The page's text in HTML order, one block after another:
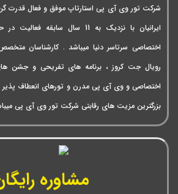
شرکت تور وی آی پی استارتاپ موفق و فعال قدرت
ایرانیان با نزدیک به 11 سال
اختصاصی سرتاسر دنیا میباشد . کارشناسان
رویال جت کروز ، برنامه های تفریحی و جشن
اختصاصی و وی آی پی مدرن و تورهای انعطاف پذیر
بزرگترین مزیت های رقابتی شرکت تور وی آی پی
مشاوره